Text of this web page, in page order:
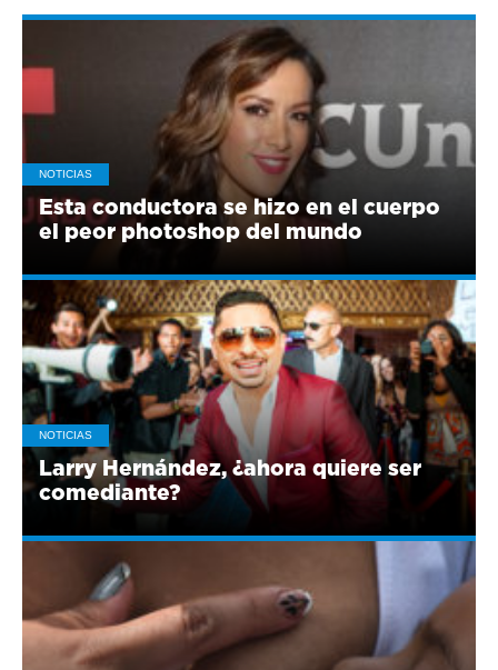
NOTICIAS
Esta conductora se hizo en el cuerpo
el peor photoshop del mundo
NOTICIAS
Larry Hernández, ¿ahora quiere ser
comediante?